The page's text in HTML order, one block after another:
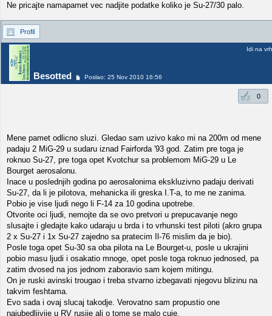
Ne pricajte namapamet vec nadjite podatke koliko je Su-27/30 palo.
Profil
Besotted Poslao: 25 Nov 2010 16:56
Idi na vrh
0
Mene pamet odlicno sluzi. Gledao sam uzivo kako mi na 200m od mene
padaju 2 MiG-29 u sudaru iznad Fairforda '93 god. Zatim pre toga je
roknuo Su-27, pre toga opet Kvotchur sa problemom MiG-29 u Le
Bourget aerosalonu.
Inace u poslednjih godina po aerosalonima ekskluzivno padaju derivati
Su-27, da li je pilotova, mehanicka ili greska I.T-a, to me ne zanima.
Pobio je vise ljudi nego li F-14 za 10 godina upotrebe.
Otvorite oci ljudi, nemojte da se ovo pretvori u prepucavanje nego
slusajte i gledajte kako udaraju u brda i to vrhunski test piloti (akro grupa
2 x Su-27 i 1x Su-27 zajedno sa pratecim Il-76 mislim da je bio).
Posle toga opet Su-30 sa oba pilota na Le Bourget-u, posle u ukrajini
pobio masu ljudi i osakatio mnoge, opet posle toga roknuo jednosed, pa
zatim dvosed na jos jednom zaboravio sam kojem mitingu.
On je ruski avinski trougao i treba stvarno izbegavati njegovu blizinu na
takvim feshtama.
Evo sada i ovaj slucaj takodje. Verovatno sam propustio one
najubedljivije u RV rusije ali o tome se malo cuje.